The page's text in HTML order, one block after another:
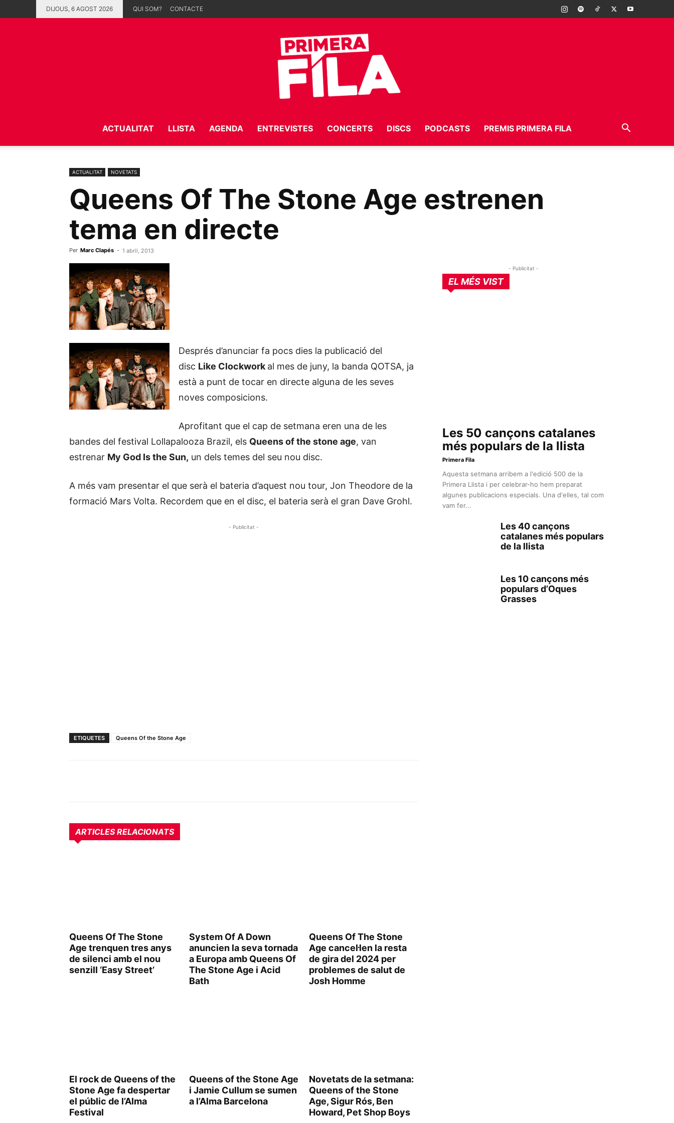
DIJOUS, 6 AGOST 2026 QUI SOM? CONTACTE
Fila
ACTUALITAT LLISTA AGENDA ENTREVISTES CONCERTS DISCS PODCASTS PREMIS PRIMERA FILA
ACTUALITAT NOVETATS
Queens Of The Stone Age estrenen
tema en directe
Per Marc Clapés - 1 abril, 2013
Després d’anunciar fa pocs dies la publicació del
disc Like Clockwork al mes de juny, la banda QOTSA, ja
està a punt de tocar en directe alguna de les seves
noves composicions.
Aprofitant que el cap de setmana eren una de les
bandes del festival Lollapalooza Brazil, els Queens of the stone age, van
estrenar My God Is the Sun, un dels temes del seu nou disc.
A més vam presentar el que serà el bateria d’aquest nou tour, Jon Theodore de la
formació Mars Volta. Recordem que en el disc, el bateria serà el gran Dave Grohl.
- Publicitat -
ETIQUETES Queens Of the Stone Age
ARTICLES RELACIONATS
Queens Of The Stone
Age trenquen tres anys
de silenci amb el nou
senzill ‘Easy Street’
System Of A Down
anuncien la seva tornada
a Europa amb Queens Of
The Stone Age i Acid
Bath
Queens Of The Stone
Age cancel·len la resta
de gira del 2024 per
problemes de salut de
Josh Homme
El rock de Queens of the
Stone Age fa despertar
el públic de l’Alma
Festival
Queens of the Stone Age
i Jamie Cullum se sumen
a l’Alma Barcelona
Novetats de la setmana:
Queens of the Stone
Age, Sigur Rós, Ben
Howard, Pet Shop Boys
- Publicitat -
EL MÉS VIST
Les 50 cançons catalanes
més populars de la llista
Primera Fila
Aquesta setmana arribem a l'edició 500 de la
Primera Llista i per celebrar-ho hem preparat
algunes publicacions especials. Una d'elles, tal com
vam fer...
Les 40 cançons
catalanes més populars
de la llista
Les 10 cançons més
populars d’Oques
Grasses